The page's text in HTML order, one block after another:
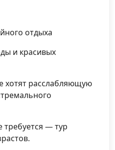
отдыха
и красивых
хотят расслабляющую
— тур